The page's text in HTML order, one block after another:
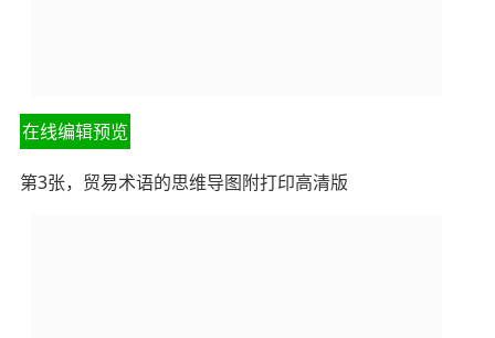
在线编辑预览
第3张，贸易术语的思维导图附打印高清版